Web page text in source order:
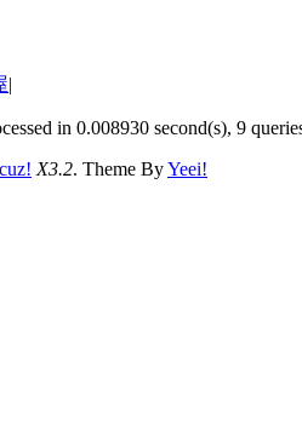
|
in 0.008930 second(s), 9
X3.2. Theme ByYeei!